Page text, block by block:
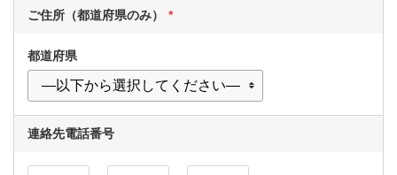
ご住所（都道府県のみ）
都道府県
連絡先電話番号